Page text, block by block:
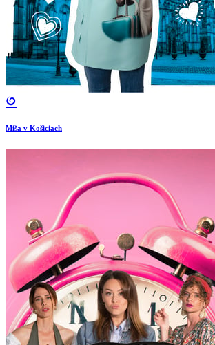
Miša v Košiciach